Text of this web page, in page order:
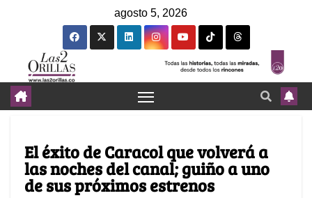
agosto 5, 2026
El éxito de Caracol que volverá a
las noches del canal; guiño a uno
de sus próximos estrenos